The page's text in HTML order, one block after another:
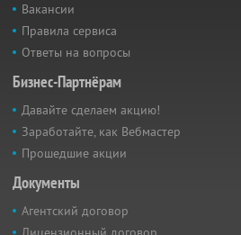
Вакансии
Правила сервиса
Ответы на вопросы
Бизнес-Партнёрам
Давайте сделаем акцию!
Заработайте, как Вебмастер
Прошедшие акции
Документы
Агентский договор